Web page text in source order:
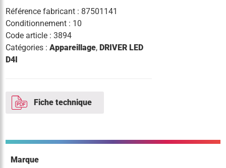
nf
c
snc
d4i
Référence fabricant : 87501141
Conditionnement : 10
Code article :3894
Catégories :Appareillage,DRIVER LED
D4I
Fiche technique
Marque